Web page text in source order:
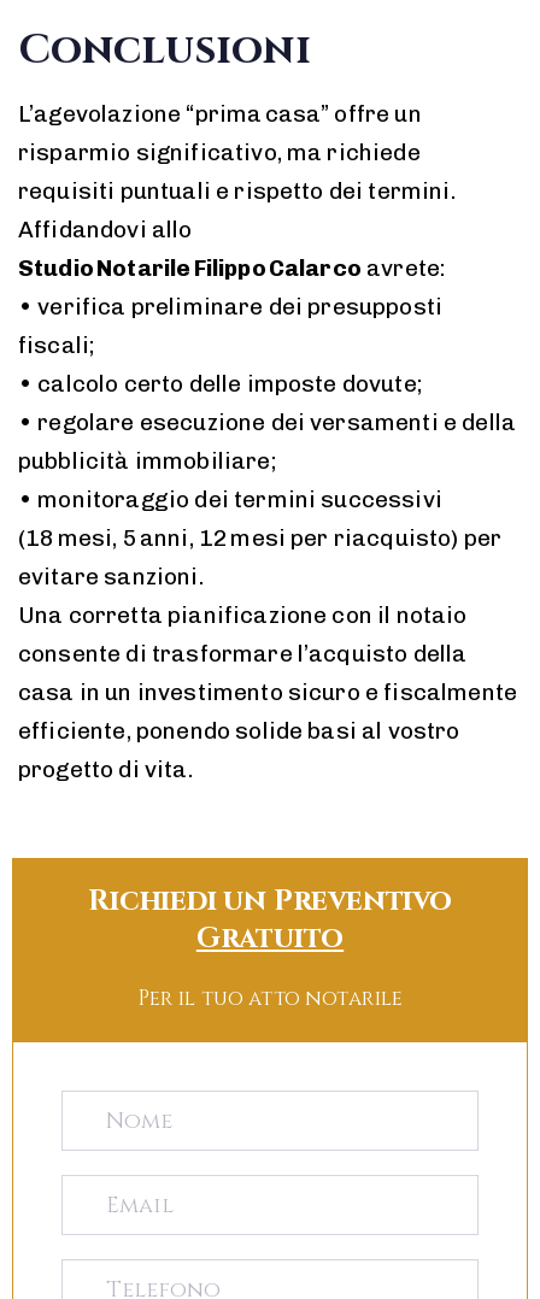
Conclusioni
L’agevolazione “prima casa” offre un
risparmio significativo, ma richiede
requisiti puntuali e rispetto dei termini.
Affidandovi allo
Studio Notarile Filippo Calarco avrete:
• verifica preliminare dei presupposti
fiscali;
• calcolo certo delle imposte dovute;
• regolare esecuzione dei versamenti e della
pubblicità immobiliare;
• monitoraggio dei termini successivi
(18 mesi, 5 anni, 12 mesi per riacquisto) per
evitare sanzioni.
Una corretta pianificazione con il notaio
consente di trasformare l’acquisto della
casa in un investimento sicuro e fiscalmente
efficiente, ponendo solide basi al vostro
progetto di vita.
Richiedi un Preventivo
Gratuito
Per il tuo atto notarile